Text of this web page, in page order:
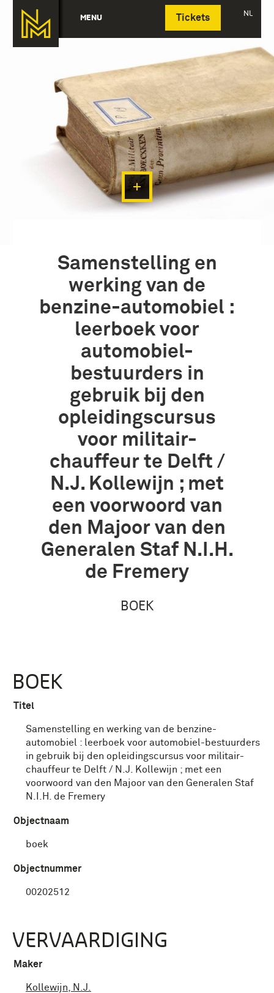
MENU Tickets NL
Deutsch
Samenstelling en
werking van de
benzine-automobiel :
leerboek voor
automobiel-
bestuurders in
gebruik bij den
opleidingscursus
voor militair-
chauffeur te Delft /
N.J. Kollewijn ; met
een voorwoord van
den Majoor van den
Generalen Staf N.I.H.
de Fremery
BOEK
BOEK
Titel
Samenstelling en werking van de benzine-
automobiel : leerboek voor automobiel-bestuurders
in gebruik bij den opleidingscursus voor militair-
chauffeur te Delft / N.J. Kollewijn ; met een
voorwoord van den Majoor van den Generalen Staf
N.I.H. de Fremery
Objectnaam
boek
Objectnummer
00202512
VERVAARDIGING
Maker
Kollewijn, N.J.